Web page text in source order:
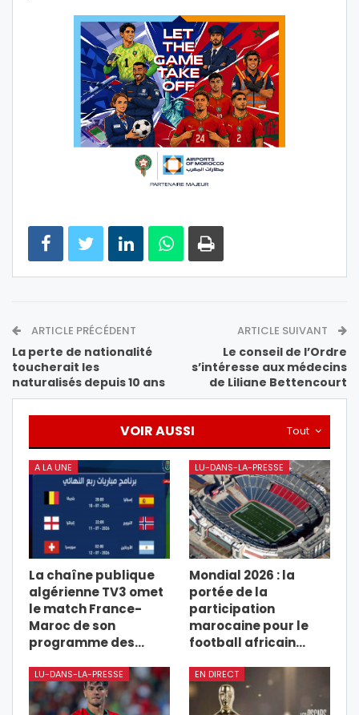
ARTICLE PRÉCÉDENT
La perte de nationalité
toucherait les
naturalisés depuis 10 ans
ARTICLE SUIVANT
Le conseil de l’Ordre
s’intéresse aux médecins
de Liliane Bettencourt
Tout
VOIR AUSSI
A LA UNE
La chaîne publique
algérienne TV3 omet
le match France-
Maroc de son
programme des…
LU-DANS-LA-PRESSE
Mondial 2026 : la
portée de la
participation
marocaine pour le
football africain…
LU-DANS-LA-PRESSE EN DIRECT